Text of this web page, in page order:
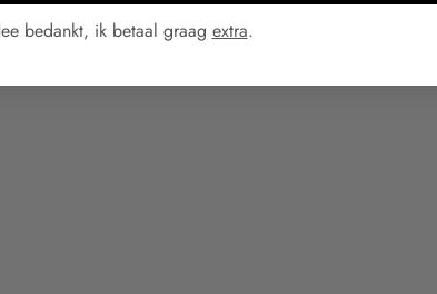
bedankt, ik betaal graag extra.